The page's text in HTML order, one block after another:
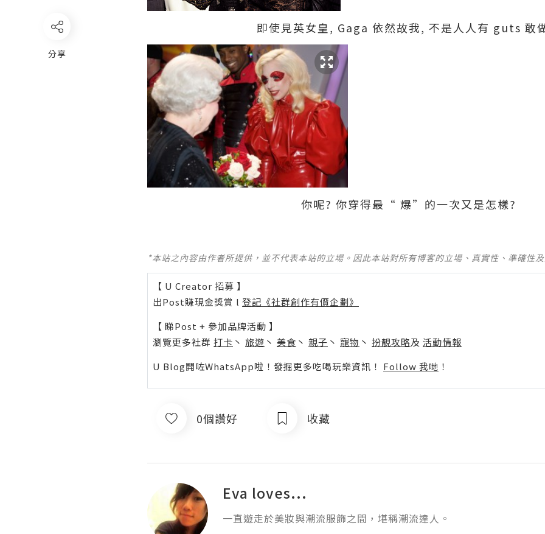
分享
即使見英女皇, Gaga 依然故我, 不是人人有 guts 敢
你呢? 你穿得最“ 爆”的一次又是怎樣?
*本站之內容由作者所提供，並不代表本站的立場。因此本站對所有博客的立場、真實性、準確性
【 U Creator 招募 】
出Post賺現金獎賞 l 登記《社群創作有價企劃》
【 睇Post + 參加品牌活動 】
瀏覽更多社群 打卡 丶 旅遊 丶 美食 丶 親子 丶 寵物 丶 扮靚攻略及 活動情報
U Blog開咗WhatsApp啦！發掘更多吃喝玩樂資訊！ Follow 我哋 ！
0個讚好 收藏
Eva loves...
一直遊走於美妝與潮流服飾之間，堪稱潮流達人。